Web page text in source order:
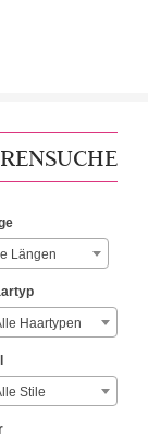
Längen
Haartypen
Stile